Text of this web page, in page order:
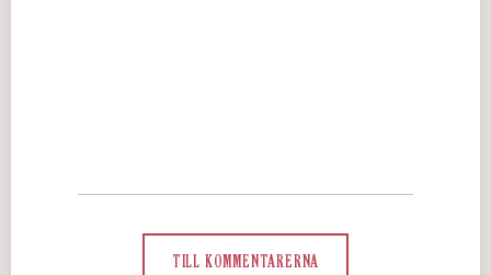
TILL KOMMENTARERNA